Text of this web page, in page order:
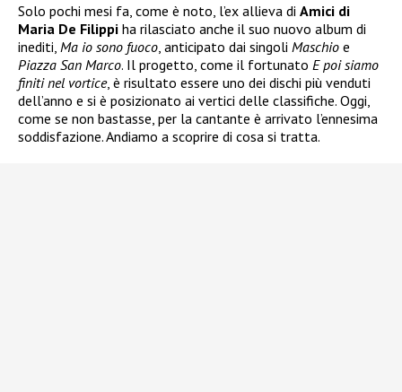
Solo pochi mesi fa, come è noto, l’ex allieva di Amici di
Maria De Filippi ha rilasciato anche il suo nuovo album di
inediti, Ma io sono fuoco , anticipato dai singoli Maschio e
Piazza San Marco. Il progetto, come il fortunato E poi siamo
finiti nel vortice, è risultato essere uno dei dischi più venduti
dell’anno e si è posizionato ai vertici delle classifiche. Oggi,
come se non bastasse, per la cantante è arrivato l’ennesima
soddisfazione. Andiamo a scoprire di cosa si tratta.